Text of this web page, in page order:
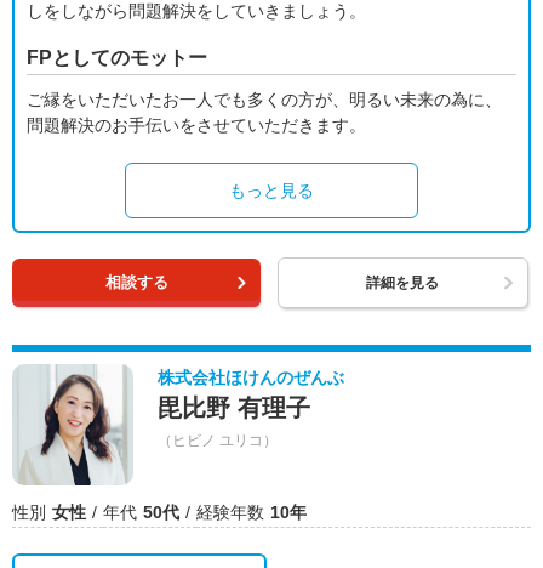
しをしながら問題解決をしていきましょう。
FPとしてのモットー
ご縁をいただいたお一人でも多くの方が、明るい未来の為に、
問題解決のお手伝いをさせていただきます。
もっと見る
相談する 詳細を見る
株式会社ほけんのぜんぶ
毘比野 有理子
（ヒビノ ユリコ）
性別 女性 年代 50代 経験年数 10年